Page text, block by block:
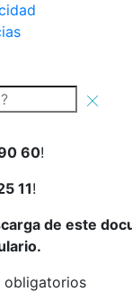
60!
11!
de este
obligatorios